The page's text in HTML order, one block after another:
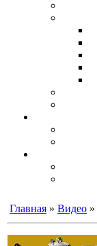
Главная » Видео »